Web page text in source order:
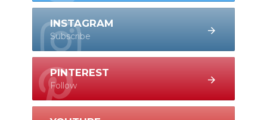
INSTAGRAM
Subscribe
PINTEREST
Follow